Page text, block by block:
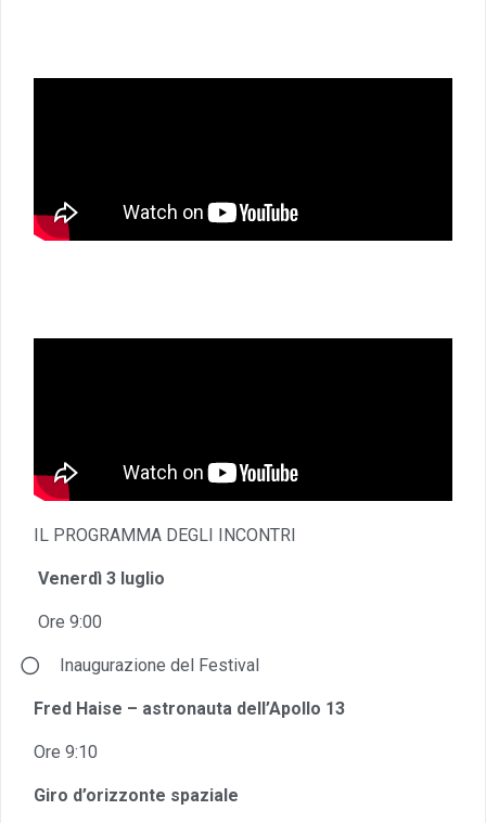
IL PROGRAMMA DEGLI INCONTRI
Venerdì 3 luglio
Ore 9:00
⃝ Inaugurazione del Festival
Fred Haise – astronauta dell’Apollo 13
Ore 9:10
Giro d’orizzonte spaziale